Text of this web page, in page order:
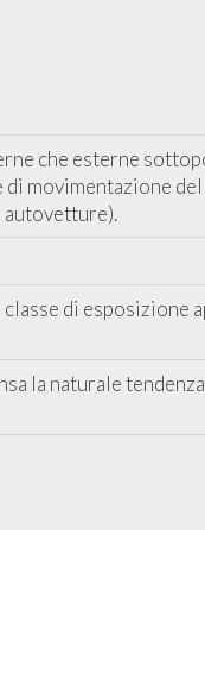
che esterne
movimentazione
autovetture).
di esposizione
la naturale